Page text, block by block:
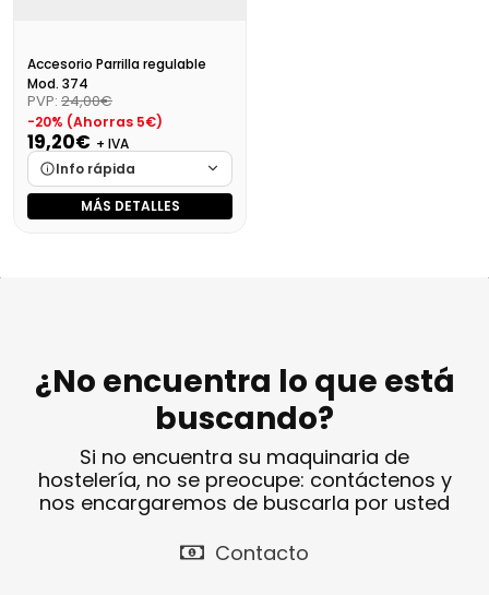
Accesorio Parrilla regulable
Mod. 374
PVP: 24,00€
-20% (Ahorras 5€)
19,20€ + IVA
Info rápida
Marca
Cargando…
MÁS DETALLES
¿No encuentra lo que está
buscando?
Si no encuentra su maquinaria de
hostelería, no se preocupe: contáctenos y
nos encargaremos de buscarla por usted
Contacto